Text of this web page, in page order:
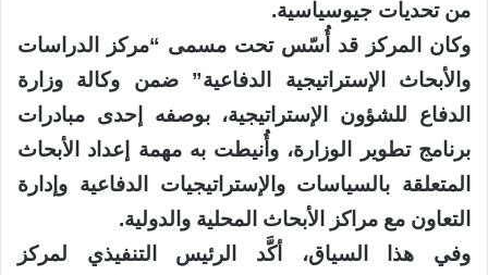
من تحديات جيوسياسية.
وكان المركز قد أُسّس تحت مسمى “مركز الدراسات
والأبحاث الإستراتيجية الدفاعية” ضمن وكالة وزارة
الدفاع للشؤون الإستراتيجية، بوصفه إحدى مبادرات
برنامج تطوير الوزارة، وأُنيطت به مهمة إعداد الأبحاث
المتعلقة بالسياسات والإستراتيجيات الدفاعية وإدارة
التعاون مع مراكز الأبحاث المحلية والدولية.
وفي هذا السياق، أكَّد الرئيس التنفيذي لمركز